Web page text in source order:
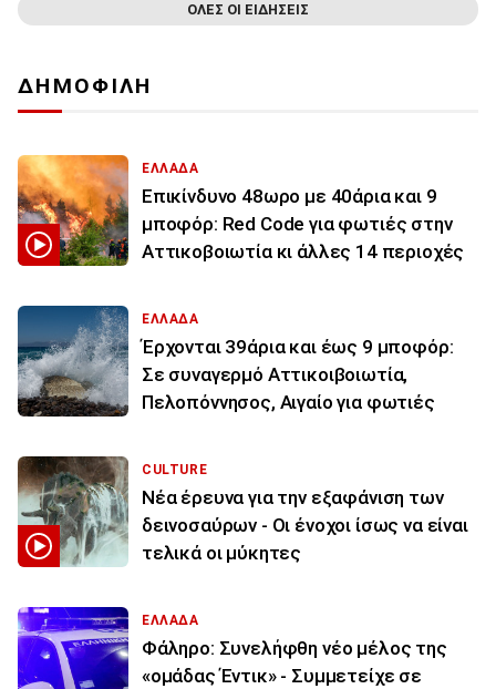
ΟΛΕΣ ΟΙ ΕΙΔΗΣΕΙΣ
ΔΗΜΟΦΙΛΗ
ΕΛΛΑΔΑ
Επικίνδυνο 48ωρο με 40άρια και 9
μποφόρ: Red Code για φωτιές στην
Αττικοβοιωτία κι άλλες 14 περιοχές
ΕΛΛΑΔΑ
Έρχονται 39άρια και έως 9 μποφόρ:
Σε συναγερμό Αττικοιβοιωτία,
Πελοπόννησος, Αιγαίο για φωτιές
CULTURE
Νέα έρευνα για την εξαφάνιση των
δεινοσαύρων - Οι ένοχοι ίσως να είναι
τελικά οι μύκητες
ΕΛΛΑΔΑ
Φάληρο: Συνελήφθη νέο μέλος της
«ομάδας Έντικ» - Συμμετείχε σε